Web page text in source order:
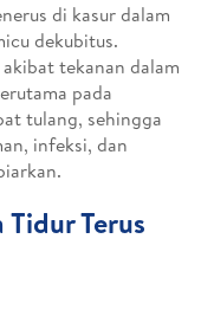
di kasur dalam
dekubitus.
tekanan dalam
pada
tulang, sehingga
infeksi, dan
Terus